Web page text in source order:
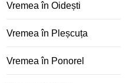
Vremea în Oidești
Vremea în Pleșcuța
Vremea în Ponorel